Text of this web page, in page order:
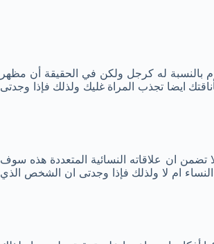
بالنسبة له كرجل ولكن في الحقيقة أن مظهر
ايضا تجذب المراة غليك ولذلك فإذا وجدتى
تضمن ان علاقاته النسائية المتعددة هذه سوف
ام لا ولذلك فإذا وجدتى ان الشخص الذي